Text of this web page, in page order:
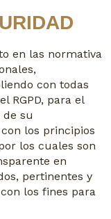
en las normativa
con todas
RGPD, para el
su
los principios
los cuales son
en
pertinentes y
los fines para